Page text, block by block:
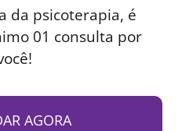
da psicoterapia, é
01 consulta por
AGORA